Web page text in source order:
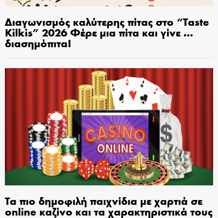
Διαγωνισμός καλύτερης πίτας στο “Taste
Kilkis” 2026 Φέρε μια πίτα και γίνε …
διασημόπιτα!
Τα πιο δημοφιλή παιχνίδια με χαρτιά σε
online καζίνο και τα χαρακτηριστικά τους